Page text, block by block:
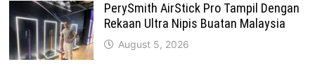
PerySmith AirStick Pro Tampil Dengan
Rekaan Ultra Nipis Buatan Malaysia
August 5, 2026